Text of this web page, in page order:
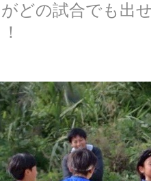
どの試合でも出